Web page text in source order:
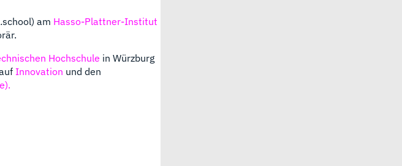
am Hasso-Plattner-Institut
Hochschule in Würzburg
Innovation und den